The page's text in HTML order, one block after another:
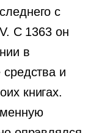
с
С 1363 он
в
и
книгах.